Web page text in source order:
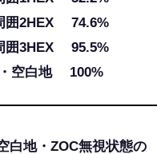
囲2HEX 74.6%
囲3HEX 95.5%
空白地 100%
白地・ZOC無視状態の